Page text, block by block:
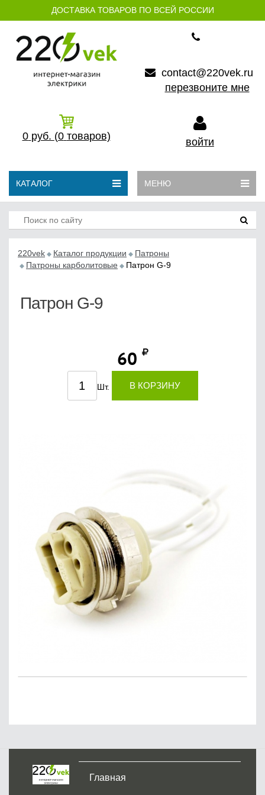
ДОСТАВКА ТОВАРОВ ПО ВСЕЙ РОССИИ
contact@220vek.ru
перезвоните мне
0 руб. (0 товаров) войти
КАТАЛОГ МЕНЮ
220vek Каталог продукции
Патроны
Патроны карболитовые
Патрон G-9
Патрон G-9
60
Шт. В КОРЗИНУ
Главная